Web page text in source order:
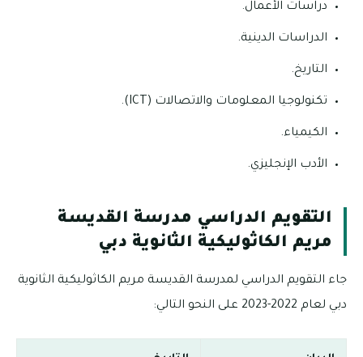
دراسات الأعمال.
الدراسات الدينية.
التاريخ.
تكنولوجيا المعلومات والاتصالات (ICT).
الكيمياء.
الأدب الإنجليزي.
التقويم الدراسي مدرسة القديسة
مريم الكاثوليكية الثانوية دبي
جاء التقويم الدراسي لمدرسة القديسة مريم الكاثوليكية الثانوية
دبي لعام 2022-2023 على النحو التالي: